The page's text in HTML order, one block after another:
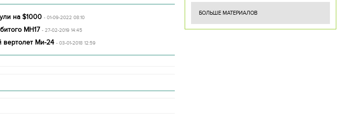
на $1000 - 01-09-2022 08:10
МН17 - 27-02-2019 14:45
вертолет Ми-24 - 03-01-2018 12:59
БОЛЬШЕ МАТЕРИАЛОВ